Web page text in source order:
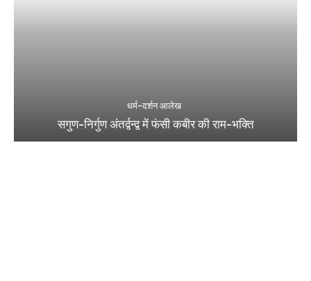
धर्म-दर्शन आलेख
सगुण-निर्गुण अंतर्द्वन्द्व में फंसी कबीर की राम-भक्ति